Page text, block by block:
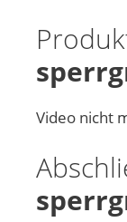
Video nicht